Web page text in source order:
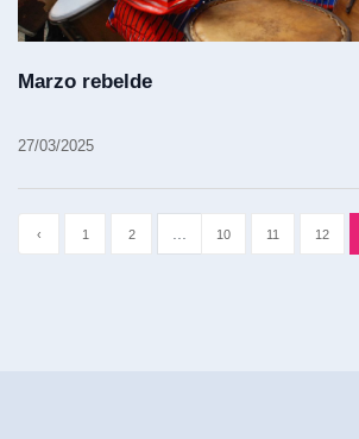
Marzo rebelde
27/03/2025
‹ 1 2 10 11 12